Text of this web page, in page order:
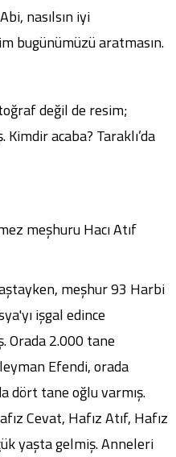
nasılsın iyi
bugünümüzü aratmasın.
değil de resim;
acaba? Taraklı’da
meşhuru Hacı Atıf
meşhur 93 Harbi
işgal edince
Orada 2.000 tane
Efendi, orada
dört tane oğlu varmış.
Cevat, Hafız Atıf, Hafız
yaşta gelmiş. Anneleri